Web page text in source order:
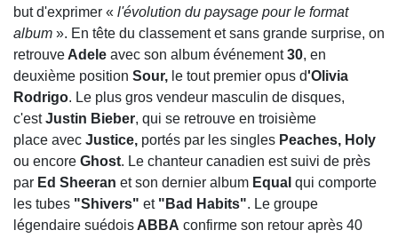
but d'exprimer « l'évolution du paysage pour le format
album ». En tête du classement et sans grande surprise, on
retrouve Adele avec son album événement30, en
deuxième position Sour, le tout premier opus d'Olivia
Rodrigo. Le plus gros vendeur masculin de disques,
c'estJustin Bieber, qui se retrouve en troisième
place avec Justice, portés par les singles Peaches, Holy
ou encore Ghost. Le chanteur canadien est suivi de près
par Ed Sheeran et son dernier album Equal qui comporte
les tubes "Shivers" et "Bad Habits". Le groupe
légendaire suédois ABBA confirme son retour après 40